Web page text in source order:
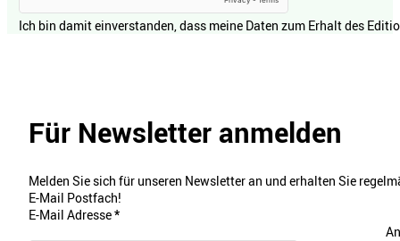
Ich bin damit einverstanden, dass meine Daten zum Erhalt des
Für Newsletter anmelden
Melden Sie sich für unseren Newsletter an und erhalten Sie
E-Mail Postfach!
E-Mail Adresse*